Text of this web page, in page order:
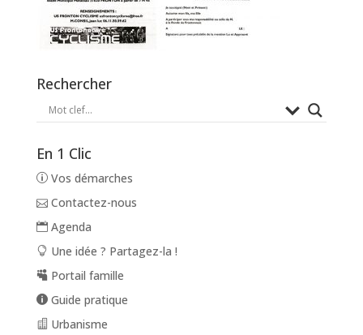
Rechercher
En 1 Clic
Vos démarches
Contactez-nous
Agenda
Une idée ? Partagez-la !
Portail famille
Guide pratique
Urbanisme